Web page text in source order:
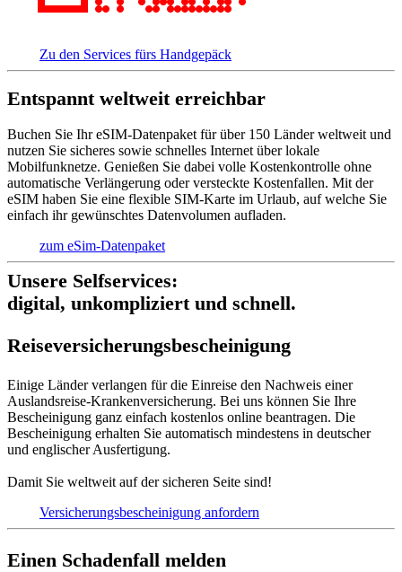
Zu den Services fürs Handgepäck
Entspannt weltweit erreichbar
Buchen Sie Ihr eSIM-Datenpaket für über 150 Länder weltweit und
nutzen Sie sicheres sowie schnelles Internet über lokale
Mobilfunknetze. Genießen Sie dabei volle Kostenkontrolle ohne
automatische Verlängerung oder versteckte Kostenfallen. Mit der
eSIM haben Sie eine flexible SIM-Karte im Urlaub, auf welche Sie
einfach ihr gewünschtes Datenvolumen aufladen.
zum eSim-Datenpaket
Unsere Selfservices:
digital, unkompliziert und schnell.
Reise­versich­erungs­beschei­nigung
Einige Länder verlangen für die Einreise den Nachweis einer
Auslandsreise-Krankenversicherung. Bei uns können Sie Ihre
Bescheinigung ganz einfach kostenlos online beantragen. Die
Bescheinigung erhalten Sie automatisch mindestens in deutscher
und englischer Ausfertigung.
Damit Sie weltweit auf der sicheren Seite sind!
Versicherungs­bescheinigung anfordern
Einen Schadenfall melden